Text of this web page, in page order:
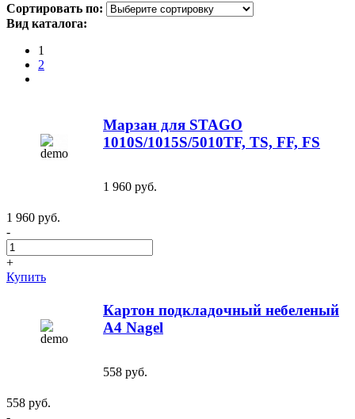
Сортировать по:
Вид каталога:
1
2
Марзан для STAGO
1010S/1015S/5010TF, TS, FF, FS
1 960 руб.
1 960 руб.
-
+
Купить
Картон подкладочный небеленый
A4 Nagel
558 руб.
558 руб.